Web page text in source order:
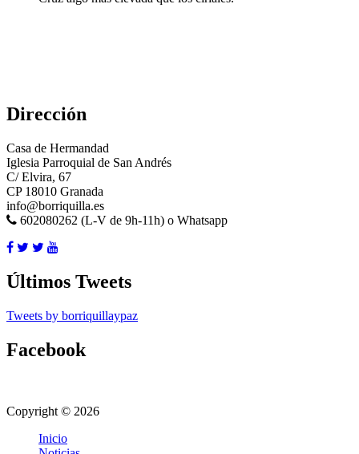
Dirección
Casa de Hermandad
Iglesia Parroquial de San Andrés
C/ Elvira, 67
CP 18010 Granada
info@borriquilla.es
602080262 (L-V de 9h-11h) o Whatsapp
Últimos Tweets
Tweets by borriquillaypaz
Facebook
Copyright © 2026
Inicio